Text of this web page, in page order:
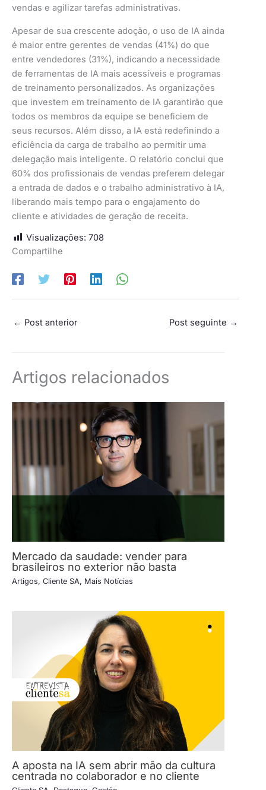
vendas e agilizar tarefas administrativas.
Apesar de sua crescente adoção, o uso de IA ainda
é maior entre gerentes de vendas (41%) do que
entre vendedores (31%), indicando a necessidade
de ferramentas de IA mais acessíveis e programas
de treinamento personalizados. As organizações
que investem em treinamento de IA garantirão que
todos os membros da equipe se beneficiem de
seus recursos. Além disso, a IA está redefinindo a
eficiência da carga de trabalho ao permitir uma
delegação mais inteligente. O relatório conclui que
60% dos profissionais de vendas preferem delegar
a entrada de dados e o trabalho administrativo à IA,
liberando mais tempo para o engajamento do
cliente e atividades de geração de receita.
Visualizações: 708
Compartilhe
← Post anterior Post seguinte →
Artigos relacionados
Mercado da saudade: vender para
brasileiros no exterior não basta
Artigos, Cliente SA, Mais Notícias
A aposta na IA sem abrir mão da cultura
centrada no colaborador e no cliente